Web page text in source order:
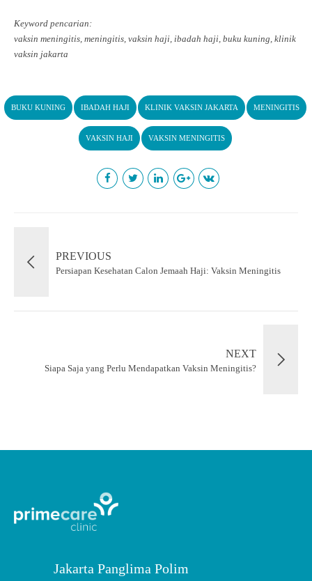
Keyword pencarian:
vaksin meningitis, meningitis, vaksin haji, ibadah haji, buku kuning, klinik
vaksin jakarta
BUKU KUNING IBADAH HAJI KLINIK VAKSIN JAKARTA MENINGITIS
VAKSIN HAJI VAKSIN MENINGITIS
PREVIOUS
Persiapan Kesehatan Calon Jemaah Haji: Vaksin Meningitis
NEXT
Siapa Saja yang Perlu Mendapatkan Vaksin Meningitis?
Jakarta Panglima Polim